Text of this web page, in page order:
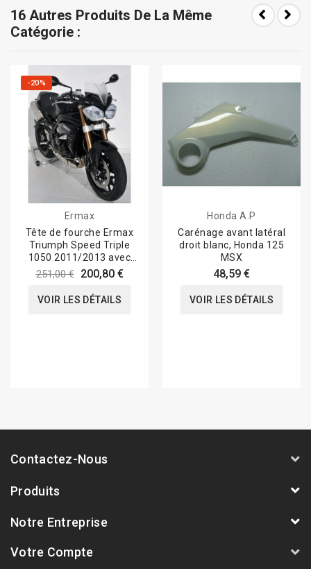
16 Autres Produits De La Même
Catégorie :
-20%
Ermax
Tête de fourche Ermax
Triumph Speed Triple
1050 2011/2013 avec
Bulle
251,00 € 200,80 €
VOIR LES DÉTAILS
Honda A.P
Carénage avant latéral
droit blanc, Honda 125
MSX
48,59 €
VOIR LES DÉTAILS
Contactez-Nous
Produits
Notre Entreprise
Votre Compte